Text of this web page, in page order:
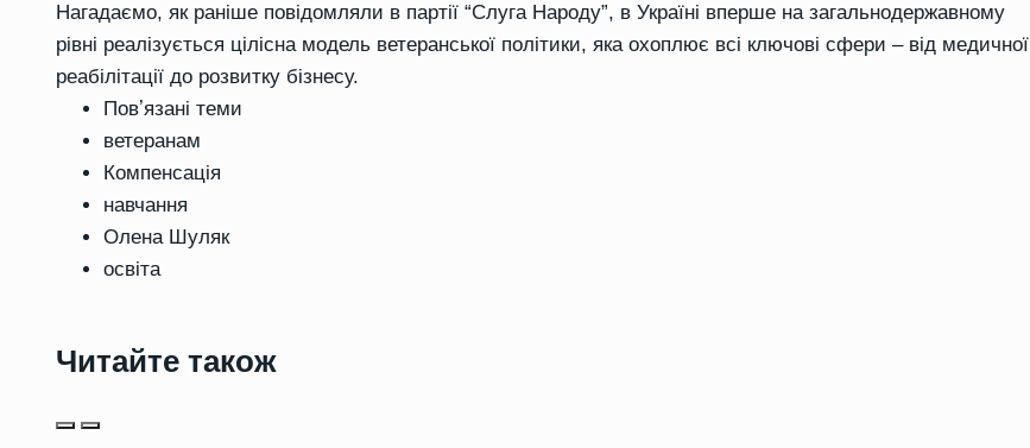
Нагадаємо, як раніше повідомляли в партії “Слуга Народу”, в Україні вперше на загальнодержавному
рівні реалізується цілісна модель ветеранської політики, яка охоплює всі ключові сфери – від медичної
реабілітації до розвитку бізнесу.
Повʼязані теми
ветеранам
Компенсація
навчання
Олена Шуляк
освіта
Читайте також